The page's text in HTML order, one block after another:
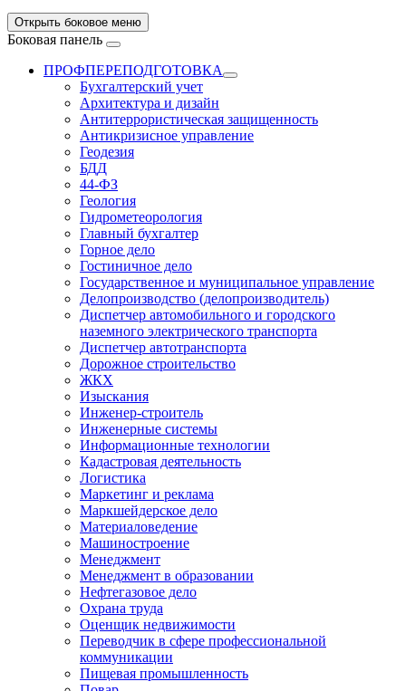
Открыть боковое меню
Боковая панель
ПРОФПЕРЕПОДГОТОВКА
Бухгалтерский учет
Архитектура и дизайн
Антитеррористическая защищенность
Антикризисное управление
Геодезия
БДД
44-ФЗ
Геология
Гидрометеорология
Главный бухгалтер
Горное дело
Гостиничное дело
Государственное и муниципальное управление
Делопроизводство (делопроизводитель)
Диспетчер автомобильного и городского
наземного электрического транспорта
Диспетчер автотранспорта
Дорожное строительство
ЖКХ
Изыскания
Инженер-строитель
Инженерные системы
Информационные технологии
Кадастровая деятельность
Логистика
Маркетинг и реклама
Маркшейдерское дело
Материаловедение
Машиностроение
Менеджмент
Менеджмент в образовании
Нефтегазовое дело
Охрана труда
Оценщик недвижимости
Переводчик в сфере профессиональной
коммуникации
Пищевая промышленность